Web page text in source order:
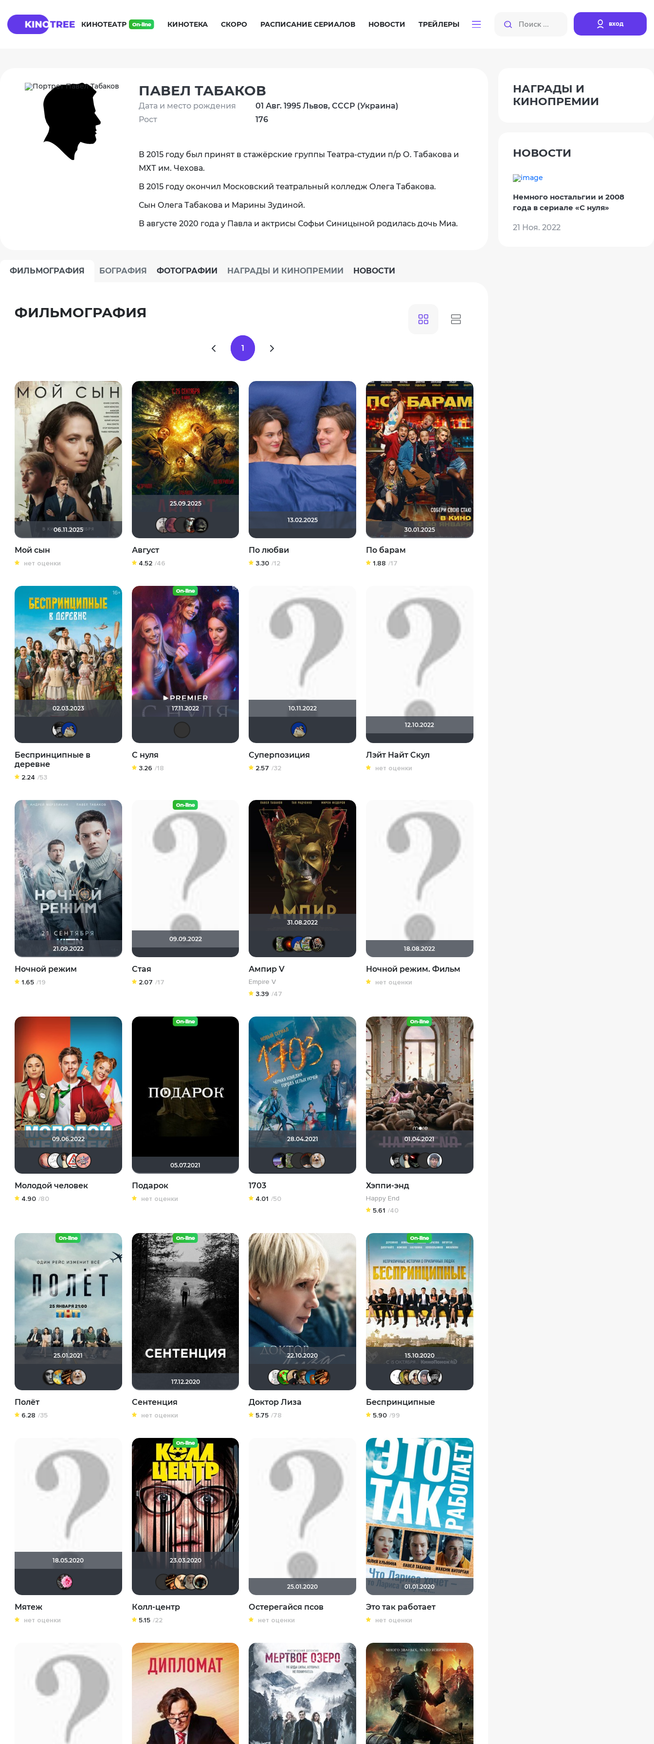
КИНОТЕАТР КИНОТЕКА СКОРО РАСПИСАНИЕ СЕРИАЛОВ НОВОСТИ ТРЕЙЛЕРЫ вход
ПАВЕЛ ТАБАКОВ
Дата и место рождения
Рост
01 Авг. 1995 Львов, СССР (Украина)
176
В 2015 году был принят в стажёрские группы Театра-студии п/р О. Табакова и
МХТ им. Чехова.
В 2015 году окончил Московский театральный колледж Олега Табакова.
Сын Олега Табакова и Марины Зудиной.
В августе 2020 года у Павла и актрисы Софьи Синицыной родилась дочь Миа.
ФИЛЬМОГРАФИЯ БОГРАФИЯ ФОТОГРАФИИ НАГРАДЫ И КИНОПРЕМИИ НОВОСТИ
ФИЛЬМОГРАФИЯ
1
06.11.2025
Мой сын
нет оценки
25.09.2025
Paul17 andrey - tyumen
Август
4.52 /46
13.02.2025
По любви
3.30 /12
30.01.2025
По барам
1.88 /17
02.03.2023
Беспринципные в
деревне
2.24 /53
17.11.2022
С нуля
3.26 /18
10.11.2022
Суперпозиция
2.57 /32
12.10.2022
Лэйт Найт Скул
нет оценки
21.09.2022
Ночной режим
1.65 /19
09.09.2022
Стая
2.07 /17
31.08.2022
mizanTropdidak2002
SergeyVF
Бомжара с дробовиком
Ампир V
Empire V
3.39 /47
18.08.2022
Ночной режим. Фильм
нет оценки
09.06.2022
Hurricane Gabrielle
Демиян В.
Anastasia_Podkova
DimbrПипенька
Молодой человек
4.90 /80
05.07.2021
Подарок
нет оценки
28.04.2021
Доктор Верховцев
Геннадий Шлыков
yotaman
1703
4.01 /50
01.04.2021
Чепаев
Хэппи-энд
Happy End
5.61 /40
25.01.2021
Помни Мои Макароны
SKY4HOLO
hinja2008
yotaman
Полёт
6.28 /35
17.12.2020
Сентенция
нет оценки
22.10.2020
КапризЮлька
Soverato hinja2008
Доктор Лиза
5.75 /78
15.10.2020
Deviane
Беспринципные
5.90 /99
18.05.2020
Мятеж
нет оценки
23.03.2020
vadim sXeannet0786
Gandalf
Haotik
Колл-центр
5.15 /22
25.01.2020
Остерегайся псов
нет оценки
01.01.2020
Это так работает
нет оценки
НАГРАДЫ И
КИНОПРЕМИИ
НОВОСТИ
Немного ностальгии и 2008
года в сериале «С нуля»
21 Ноя. 2022